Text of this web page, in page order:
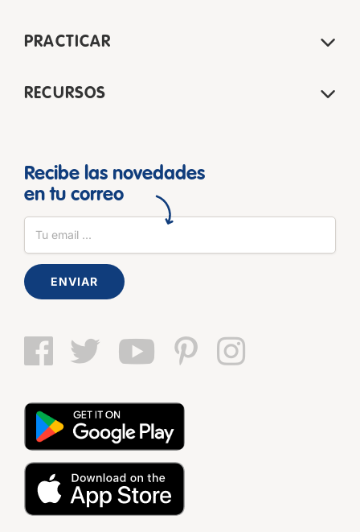
PRACTICAR
RECURSOS
Recibe las novedades
en tu correo
ENVIAR